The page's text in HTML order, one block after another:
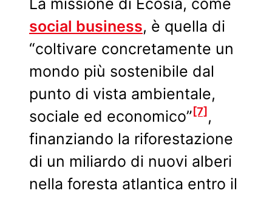
social business, è quella di
“coltivare concretamente un
mondo più sostenibile dal
punto di vista ambientale,
sociale ed economico” [7] ,
finanziando la riforestazione
di un miliardo di nuovi alberi
nella foresta atlantica entro il